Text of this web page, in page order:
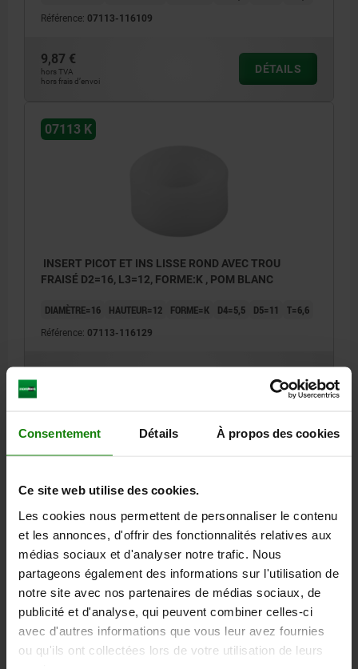
Consentement Détails À propos des cookies
Ce site web utilise des cookies.
Les cookies nous permettent de personnaliser le contenu
et les annonces, d'offrir des fonctionnalités relatives aux
médias sociaux et d'analyser notre trafic. Nous
partageons également des informations sur l'utilisation de
notre site avec nos partenaires de médias sociaux, de
publicité et d'analyse, qui peuvent combiner celles-ci
avec d'autres informations que vous leur avez fournies
ou qu'ils ont collectées lors de votre utilisation de leurs
Référence: 07113-116109
9,87 €
hors TVA
hors frais d’envoi
DÉTAILS
07113 K
INSERT PICOT ET INS LISSE ROND AVEC TROU
FRAISÉ D2=16, L3=12, FORME:K , POM BLANC
DIAMÈTRE=16 HAUTEUR=12 FORME=K D4=5,5 D5=11 T=6,6
Référence: 07113-116129
DÉTAILS
INSERT PICOT ET INS LISSE ROND AVEC TROU
FRAISÉ D2=20, L3=10, FORME:K , POM BLANC
DIAMÈTRE=20 HAUTEUR=10 D4=6,6
Référence: 07113-120109